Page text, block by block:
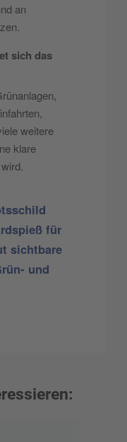
an
sich das
weitere
klare
für
sichtbare
und